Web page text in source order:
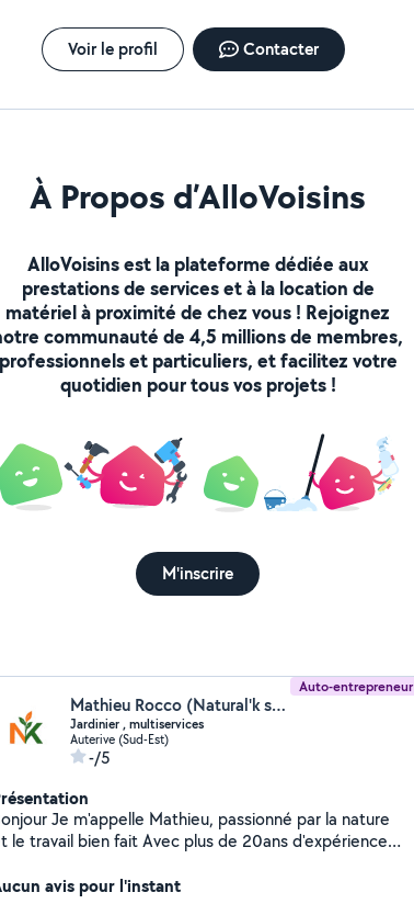
Voir le profil Contacter
À Propos d’AlloVoisins
AlloVoisins est la plateforme dédiée aux
prestations de services et à la location de
matériel à proximité de chez vous ! Rejoignez
communauté de 4,5 millions de membres,
professionnels et particuliers, et facilitez votre
quotidien pour tous vos projets !
M'inscrire
Auto-entrepreneur
Mathieu Rocco (Natural'k services)
Jardinier , multiservices
Auterive (Sud-Est)
-/5
Je m'appelle Mathieu, passionné par la nature
travail bien fait Avec plus de 20ans d'expérience
pour transformer et entretenir vos espaces
avis pour l'instant